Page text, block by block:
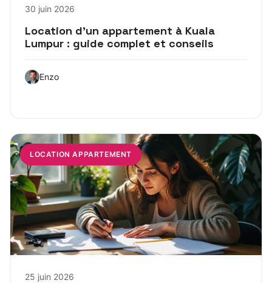
30 juin 2026
Location d’un appartement à Kuala
Lumpur : guide complet et conseils
Enzo
LOCATION APPARTEMENT
25 juin 2026